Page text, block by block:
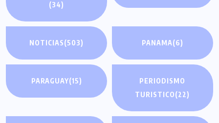
(34)
NOTICIAS(503) PANAMA(6)
PARAGUAY(15)
PERIODISMO
TURISTICO(22)